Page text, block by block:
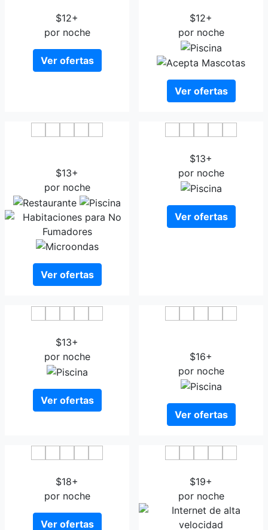
$12+
por noche
Ver ofertas
$12+
por noche
Ver ofertas
$13+
por noche
Ver ofertas
$13+
por noche
Ver ofertas
$13+
por noche
Ver ofertas
$16+
por noche
Ver ofertas
$18+
por noche
Ver ofertas
$19+
por noche